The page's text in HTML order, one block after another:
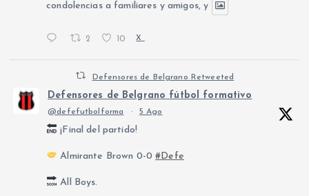
condolencias a familiares y amigos, y
2 10 X
Defensores de Belgrano Retweeted
Defensores de Belgrano fútbol formativo
@defefutbolforma · 5 Ago
¡Final del partido!
Almirante Brown 0-0#Defe
All Boys.